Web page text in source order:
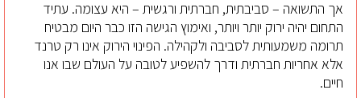
אך התשואה – סביבתית, חברתית ורגשית – היא עצומה. עתיד
התחום יהיה ירוק יותר ויותר, ואימוץ הגישה הזו כבר היום מבטיח
תרומה משמעותית לסביבה ולקהילה. הפינוי הירוק אינו רק טרנד
אלא אחריות חברתית ודרך להשפיע לטובה על העולם שבו אנו
חיים.